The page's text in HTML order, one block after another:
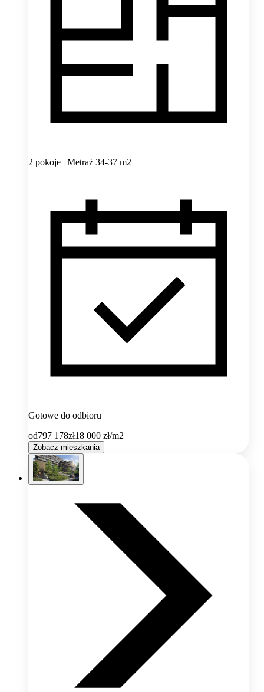
2 pokoje | Metraż 34-37 m2
Gotowe do odbioru
od797 178zł18 000 zł/m2
Zobacz mieszkania